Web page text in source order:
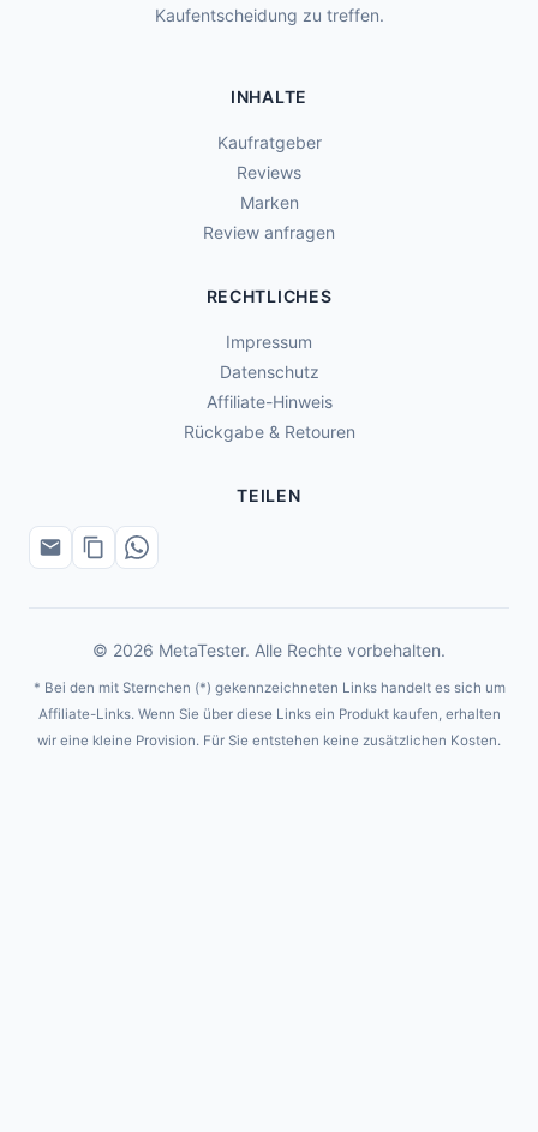
Kaufentscheidung zu treffen.
INHALTE
Kaufratgeber
Reviews
Marken
Review anfragen
RECHTLICHES
Impressum
Datenschutz
Affiliate-Hinweis
Rückgabe & Retouren
TEILEN
© 2026 MetaTester. Alle Rechte vorbehalten.
* Bei den mit Sternchen (*) gekennzeichneten Links handelt es sich um
Affiliate-Links. Wenn Sie über diese Links ein Produkt kaufen, erhalten
wir eine kleine Provision. Für Sie entstehen keine zusätzlichen Kosten.